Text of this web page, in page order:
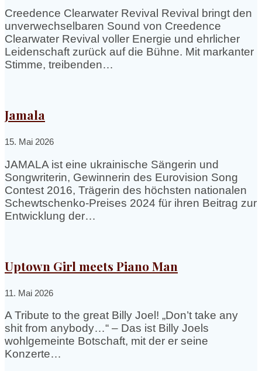
Creedence Clearwater Revival Revival bringt den
unverwechselbaren Sound von Creedence
Clearwater Revival voller Energie und ehrlicher
Leidenschaft zurück auf die Bühne. Mit markanter
Stimme, treibenden…
Jamala
15. Mai 2026
JAMALA ist eine ukrainische Sängerin und
Songwriterin, Gewinnerin des Eurovision Song
Contest 2016, Trägerin des höchsten nationalen
Schewtschenko-Preises 2024 für ihren Beitrag zur
Entwicklung der…
Uptown Girl meets Piano Man
11. Mai 2026
A Tribute to the great Billy Joel! „Don’t take any
shit from anybody…“ – Das ist Billy Joels
wohlgemeinte Botschaft, mit der er seine
Konzerte…